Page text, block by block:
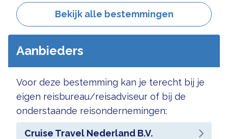
Bekijk alle bestemmingen
Aanbieders
Voor deze bestemming kan je terecht bij je
eigen reisbureau/reisadviseur of bij de
onderstaande reisondernemingen:
Cruise Travel Nederland B.V.